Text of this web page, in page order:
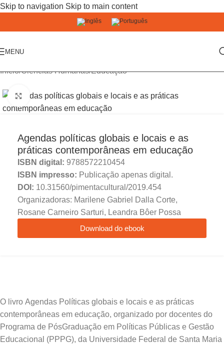
Skip to navigation Skip to main content
MENU
Início/Ciências Humanas/Educação
Click to enlarge
Agendas políticas globais e locais e as
práticas contemporâneas em educação
ISBN digital: 9788572210454
ISBN impresso: Publicação apenas digital.
DOI: 10.31560/pimentacultural/2019.454
Organizadoras: Marilene Gabriel Dalla Corte,
Rosane Carneiro Sarturi, Leandra Bôer Possa
Download do ebook
O livro Agendas Políticas globais e locais e as práticas
contemporâneas em educação, organizado por docentes do
Programa de PósGraduação em Políticas Públicas e Gestão
Educacional (PPPG), da Universidade Federal de Santa Maria